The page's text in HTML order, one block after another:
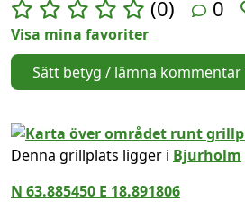
(0) 0
Visa mina favoriter
Sätt betyg / lämna kommentar
Denna grillplats ligger i Bjurholm
N 63.885450 E 18.891806